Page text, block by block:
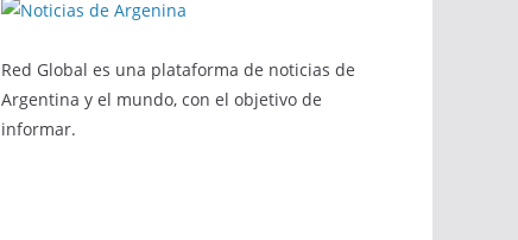
Red Global es una plataforma de noticias de
Argentina y el mundo, con el objetivo de
informar.